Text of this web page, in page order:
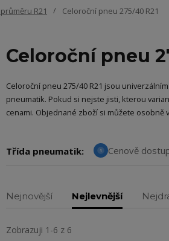
R21 Celoroční pneu 275/40 R21
Celoroční pneu
Celoroční pneu 275/40 R21 jsou
pneumatik. Pokud si nejste jisti, kterou
cenami. Objednané zboží si můžete osobně
Třída pneumatik: 1 Cenově
Nejnovější Nejlevnější
Zobrazuji 1-6 z 6